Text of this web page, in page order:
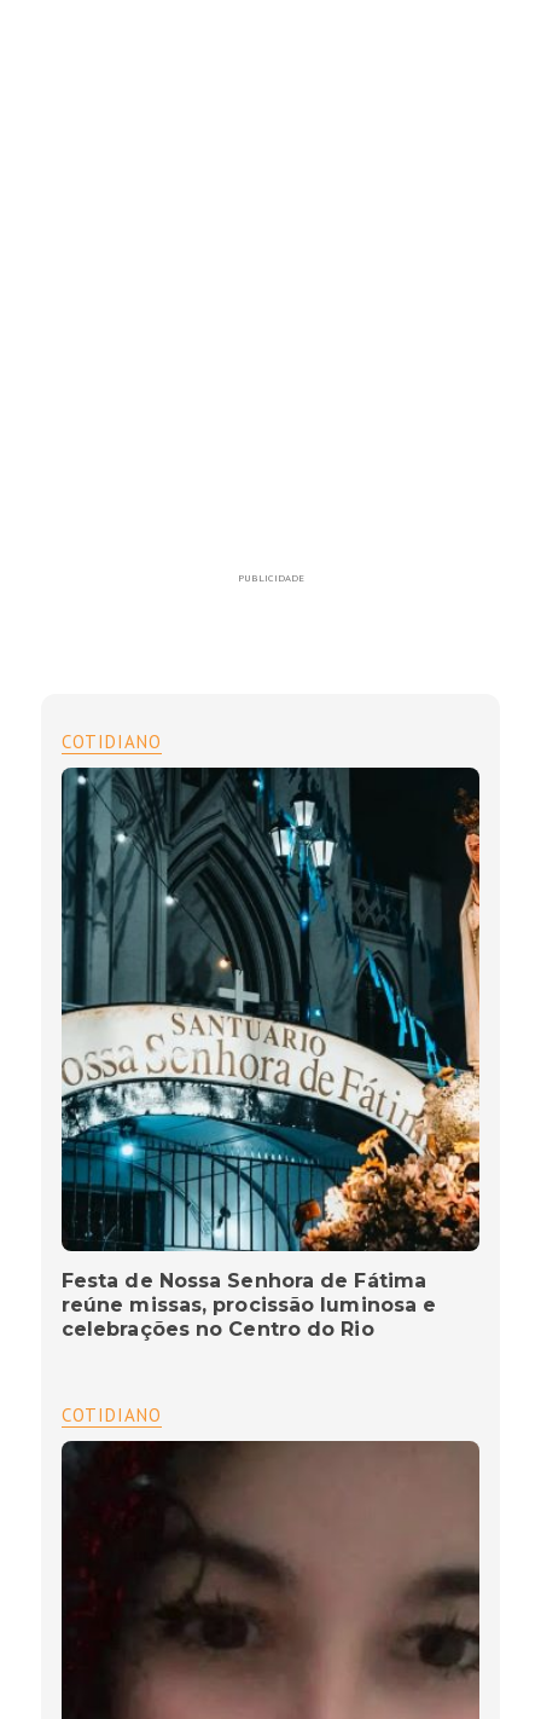
PUBLICIDADE
COTIDIANO
Festa de Nossa Senhora de Fátima
reúne missas, procissão luminosa e
celebrações no Centro do Rio
COTIDIANO